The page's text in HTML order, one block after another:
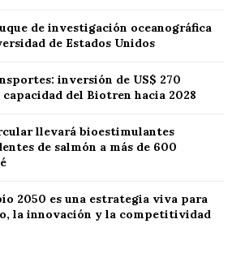
de investigación oceanográfica
de Estados Unidos
inversión de US$ 270
del Biotren hacia 2028
llevará bioestimulantes
de salmón a más de 600
2050 es una estrategia viva para
la innovación y la competitividad